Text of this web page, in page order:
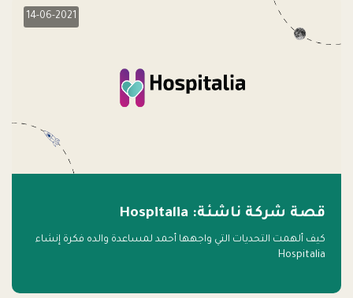
14-06-2021
قصة شركة ناشئة: Hospitalia
كيف ألهمت التحديات التي واجهها أحمد لمساعدة والده فكرة إنشاء
Hospitalia